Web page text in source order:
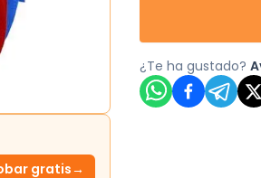
gratis→
¿Te ha gustado?